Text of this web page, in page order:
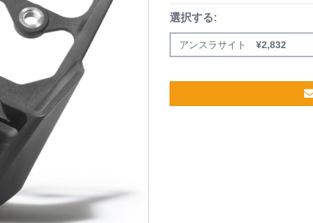
選択する:
アンスラサイト ¥2,832